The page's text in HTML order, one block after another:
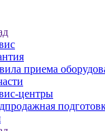
приема
центры